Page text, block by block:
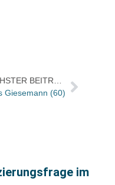
NÄCHSTER BEITRAG
Giesemann (60)
im